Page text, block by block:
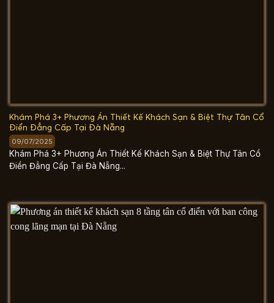
Khám Phá 3+ Phương Án Thiết Kế Khách Sạn & Biệt Thự Tân Cổ
Điển Đẳng Cấp Tại Đà Nẵng
09/07/2025
Khám Phá 3+ Phương Án Thiết Kế Khách Sạn & Biệt Thự Tân Cổ
Điển Đẳng Cấp Tại Đà Nẵng...